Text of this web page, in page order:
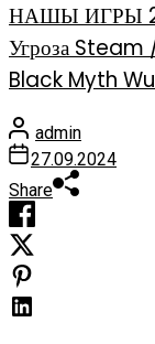
НАШЫ ИГРЫ 24
Угроза Steam
Black Myth
admin
27.09.2024
Share